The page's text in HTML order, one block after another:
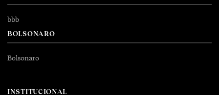
bbb
BOLSONARO
Bolsonaro
INSTITUCIONAL